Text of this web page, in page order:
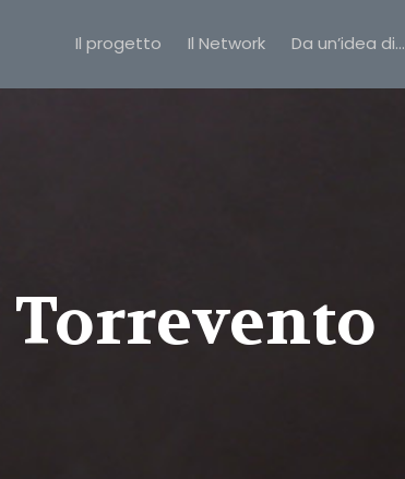
Il progetto Il Network Da un’idea di…
Torrevento